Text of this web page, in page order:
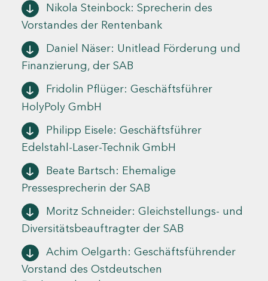
Nikola Steinbock: Sprecherin des
Vorstandes der Rentenbank
Daniel Näser: Unitlead Förderung und
Finanzierung, der SAB
Fridolin Pflüger: Geschäftsführer
HolyPoly GmbH
Philipp Eisele: Geschäftsführer
Edelstahl-Laser-Technik GmbH
Beate Bartsch: Ehemalige
Pressesprecherin der SAB
Moritz Schneider: Gleichstellungs- und
Diversitätsbeauftragter der SAB
Achim Oelgarth: Geschäftsführender
Vorstand des Ostdeutschen